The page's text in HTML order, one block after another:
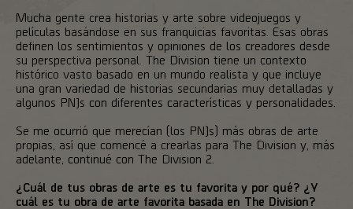
Mucha gente crea historias y arte sobre videojuegos y
películas basándose en sus franquicias favoritas. Esas obras
definen los sentimientos y opiniones de los creadores desde
su perspectiva personal. The Division tiene un contexto
histórico vasto basado en un mundo realista y que incluye
una gran variedad de historias secundarias muy detalladas y
algunos PNJs con diferentes características y personalidades.
Se me ocurrió que merecían (los PNJs) más obras de arte
propias, así que comencé a crearlas para The Division y, más
adelante, continué con The Division 2.
¿Cuál de tus obras de arte es tu favorita y por qué? ¿Y
cuál es tu obra de arte favorita basada en The Division?